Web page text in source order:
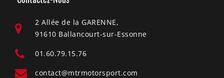
2 Allée de la GARENNE,
91610 Ballancourt-sur-Essonne
01.60.79.15.76
contact@mtrmotorsport.com